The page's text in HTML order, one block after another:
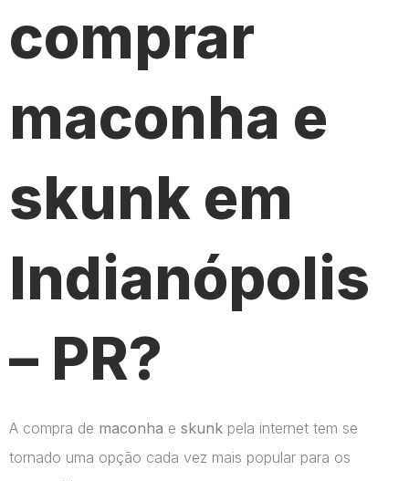
comprar
maconha e
skunk em
Indianópolis
– PR?
A compra de maconha e skunk pela internet tem se
tornado uma opção cada vez mais popular para os